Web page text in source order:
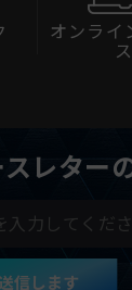
オンライ
ス
レター
信します